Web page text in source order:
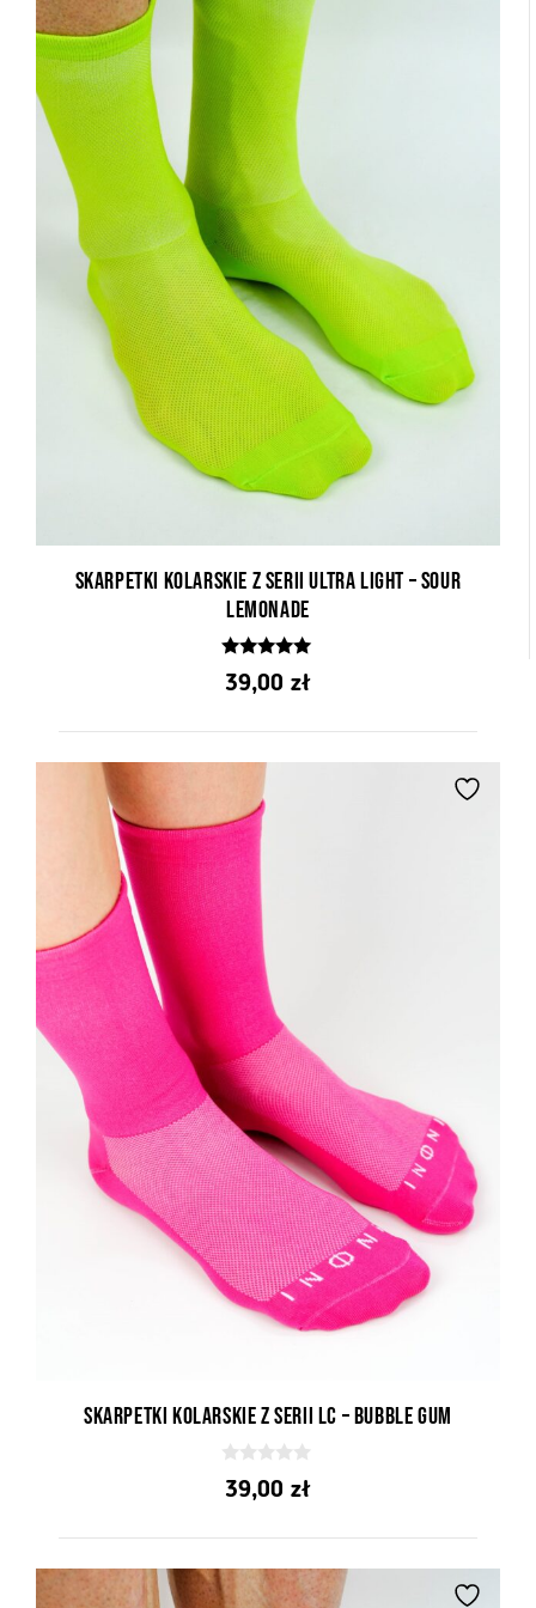
Skarpetki kolarskie z serii Ultra Light – Sour
Lemonade
5.00
z 5
39,00 zł
Skarpetki kolarskie z serii LC – Bubble Gum
0
z39,00 zł